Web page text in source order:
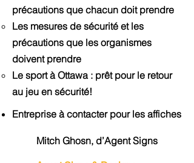
précautions que chacun doit prendre
Les mesures de sécurité et les
précautions que les organismes
doivent prendre
Le sport à Ottawa : prêt pour le retour
au jeu en sécurité!
Entreprise à contacter pour les affiches
Mitch Ghosn, d’Agent Signs